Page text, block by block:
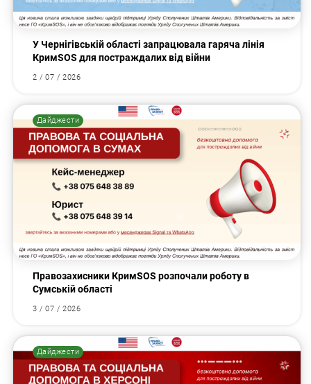
У Чернігівській області запрацювала гаряча лінія
КримSOS для постраждалих від війни
2 / 07 / 2026
Дайджести
Правозахисники КримSOS розпочали роботу в
Сумській області
3 / 07 / 2026
Дайджести